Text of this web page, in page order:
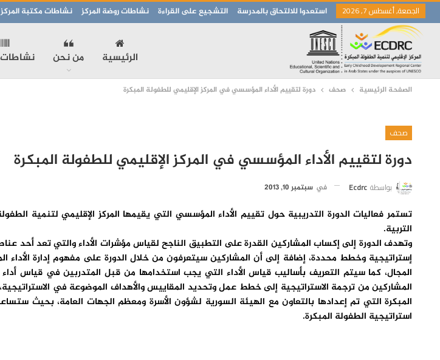
الجمعة, أغسطس 7, 2026 استعدوا للالتحاق بالمدرسة التشجيع على القراءة نشاطات روضة المركز نشاطات مكتبة المركز
الرئيسية من نحن نشاطات
الصفحة الرئيسية صحف دورة لتقييم الأداء المؤسسي في المركز الإقليمي للطفولة المبكرة
صحف
دورة لتقييم الأداء المؤسسي في المركز الإقليمي للطفولة المبكرة
بواسطة Ecdrc في سبتمبر 10, 2013
تستمر فعاليات الدورة التدريبية حول تقييم الأداء المؤسسي التي يقيمها المركز الإقليمي لتنمية
التربية.
وتهدف الدورة إلى إكساب المشاركين القدرة على التطبيق الناجح لقياس مؤشرات الأداء والتي تعد أحد
إستراتيجية وخطط محددة، إضافة إلى أن المشاركين سيتعرفون من خلال الدورة على مفهوم إدارة
المجال، كما سيتم التعريف بأساليب قياس الأداء التي يجب استخدامها من قبل المتدربين في قياس
المشاركين من ترجمة الاستراتيجية إلى خطط عمل وتحديد المقاييس والأهداف الموضوعة في
المبكرة التي تم إعدادها بالتعاون مع الهيئة السورية لشؤون الأسرة ومعظم الجهات العامة، بحيث
استراتيجية الطفولة المبكرة.